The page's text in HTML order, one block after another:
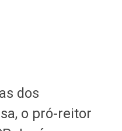
dos
o pró-reitor